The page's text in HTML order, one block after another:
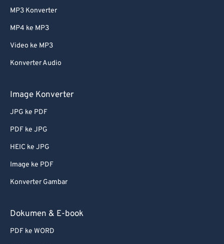
MP3 Konverter
MP4 ke MP3
Video ke MP3
Konverter Audio
Image Konverter
JPG ke PDF
PDF ke JPG
HEIC ke JPG
Image ke PDF
Konverter Gambar
Dokumen & E-book
PDF ke WORD